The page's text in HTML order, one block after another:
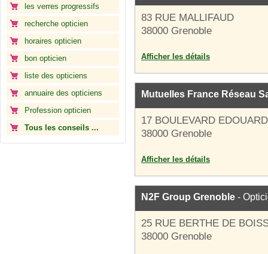
les verres progressifs
recherche opticien
horaires opticien
bon opticien
liste des opticiens
annuaire des opticiens
Profession opticien
Tous les conseils ...
83 RUE MALLIFAUD
38000 Grenoble
Afficher les détails
Mutuelles France Réseau
17 BOULEVARD
38000 Grenoble
Afficher les détails
N2F Group Grenoble -
25 RUE BERTHE DE
38000 Grenoble